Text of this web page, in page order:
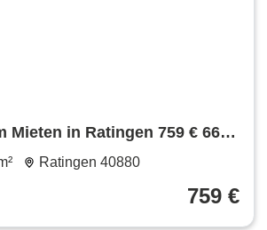
Mieten in Ratingen 759 € 66
Ratingen 40880
759 €